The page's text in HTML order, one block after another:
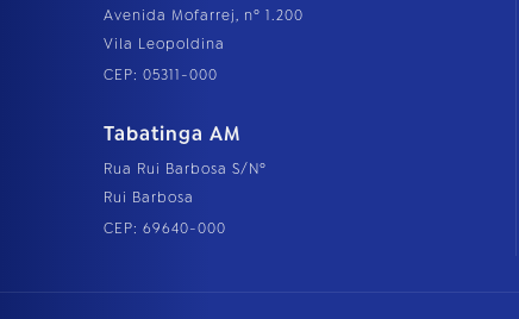
Avenida Mofarrej, nº 1.200
Vila Leopoldina
CEP: 05311-000
Tabatinga AM
Rua Rui Barbosa S/Nº
Rui Barbosa
CEP: 69640-000